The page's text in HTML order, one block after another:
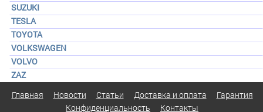
SUZUKI
TESLA
TOYOTA
VOLKSWAGEN
VOLVO
ZAZ
Главная Новости Статьи Доставка и оплата
Гарантия
Конфиденциальность
Контакты